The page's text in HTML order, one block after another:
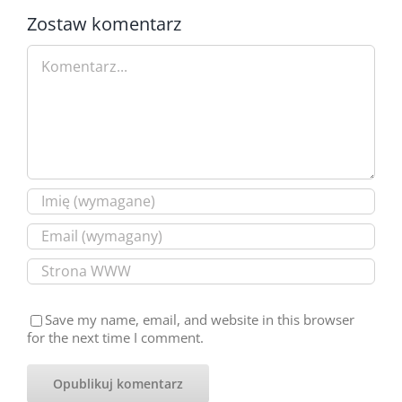
Zostaw komentarz
Comment
Save my name, email, and website in this browser
for the next time I comment.